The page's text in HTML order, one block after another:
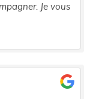
Je vous